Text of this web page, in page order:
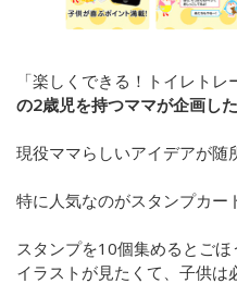
「楽しくできる！トイレトレ
の2歳児を持つママが企画し
現役ママらしいアイデアが随
特に人気なのがスタンプカー
スタンプを10個集めるとご
イラストが見たくて、子供は